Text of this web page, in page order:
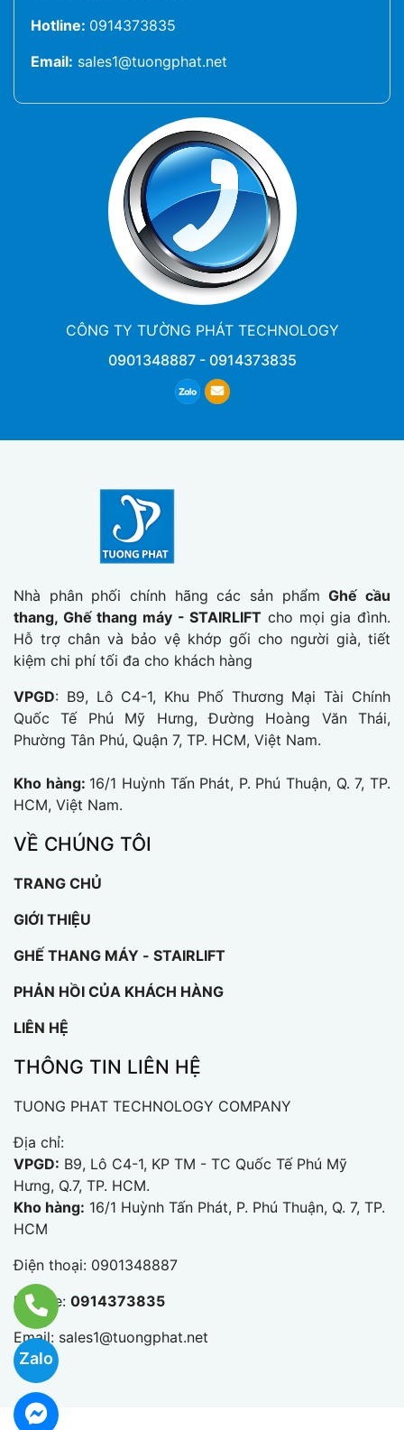
Zalo
Hotline: 0914373835
Email: sales1@tuongphat.net
CÔNG TY TƯỜNG PHÁT TECHNOLOGY
0901348887- 0914373835
Nhà phân phối chính hãng các sản phẩmGhế cầu
thang, Ghế thang máy - STAIRLIFT cho mọi gia đình.
Hỗ trợ chân và bảo vệ khớp gối cho người già, tiết
kiệm chi phí tối đa cho khách hàng
VPGD: B9, Lô C4-1, Khu Phố Thương Mại Tài Chính
Quốc Tế Phú Mỹ Hưng, Đường Hoàng Văn Thái,
Phường Tân Phú, Quận 7, TP. HCM, Việt Nam.
Kho hàng: 16/1 Huỳnh Tấn Phát, P. Phú Thuận, Q. 7, TP.
HCM, Việt Nam.
VỀ CHÚNG TÔI
TRANG CHỦ
GIỚI THIỆU
GHẾ THANG MÁY - STAIRLIFT
PHẢN HỒI CỦA KHÁCH HÀNG
LIÊN HỆ
THÔNG TIN LIÊN HỆ
TUONG PHAT TECHNOLOGY COMPANY
Địa chỉ:
VPGD: B9, Lô C4-1, KP TM - TC Quốc Tế Phú Mỹ
Hưng, Q.7, TP. HCM.
Kho hàng: 16/1 Huỳnh Tấn Phát, P. Phú Thuận, Q. 7, TP.
HCM
Điện thoại: 0901348887
Hotline: 0914373835
Email: sales1@tuongphat.net